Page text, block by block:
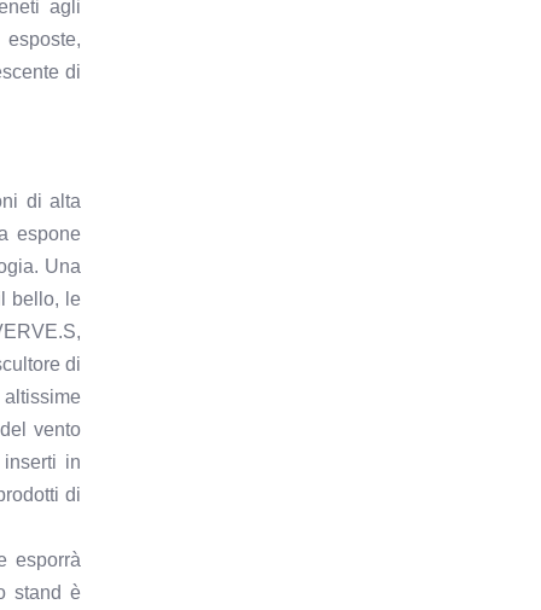
agli
di
di alta
espone
Una
bello, le
di
vento
in
di
esporrà
stand è